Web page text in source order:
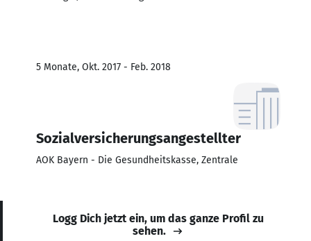
5 Monate, Okt. 2017 - Feb. 2018
Sozialversicherungsangestellter
AOK Bayern - Die Gesundheitskasse, Zentrale
Logg Dich jetzt ein, um das ganze Profil zu
sehen.